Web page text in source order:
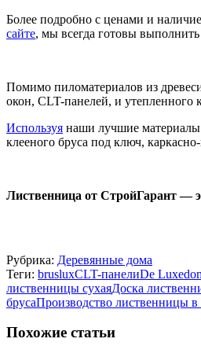
Более подробно с ценами и
сайте, мы всегда готовы
Помимо пиломатериалов из
окон, CLT-панелей, и утепленного
Используя наши лучшие материалы
клееного бруса под ключ,
Лиственница от СтройГарант —
Рубрика: Деревянные дома
Теги: brusluxCLT-панелиDe Luxe
лиственницы сухаяДоска
брусаПроизводство лиственницы
Похожие статьи